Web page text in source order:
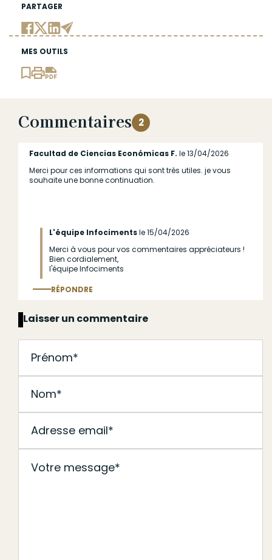
PARTAGER
MES OUTILS
Commentaires 2
Facultad de Ciencias Económicas F. le 13/04/2026
Merci pour ces informations qui sont très utiles. je vous
souhaite une bonne continuation.
L'équipe Infocimentsle 15/04/2026
En
réponse
sujet)
Anonyme
(non
vérifié)
Merci à vous pour vos commentaires appréciateurs !
Bien cordialement,
l'équipe Infociments
RÉPONDRE
Laisser un commentaire